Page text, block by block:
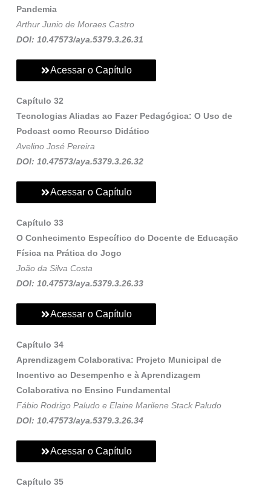
Pandemia
Arthur Junio de Moraes Castro
DOI: 10.47573/aya.5379.3.26.31
Acessar o Capítulo
Capítulo 32
Tecnologias Aliadas ao Fazer Pedagógica: O Uso de
Podcast como Recurso Didático
Avelino José Pereira
DOI: 10.47573/aya.5379.3.26.32
Acessar o Capítulo
Capítulo 33
O Conhecimento Específico do Docente de Educação
Física na Prática do Jogo
João da Silva Costa
DOI: 10.47573/aya.5379.3.26.33
Acessar o Capítulo
Capítulo 34
Aprendizagem Colaborativa: Projeto Municipal de
Incentivo ao Desempenho e à Aprendizagem
Colaborativa no Ensino Fundamental
Fábio Rodrigo Paludo e Elaine Marilene Stack Paludo
DOI: 10.47573/aya.5379.3.26.34
Acessar o Capítulo
Capítulo 35